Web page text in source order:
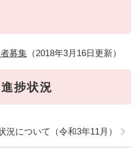
募集 （2018年3月16日更新）
捗状況
について（令和3年11月）